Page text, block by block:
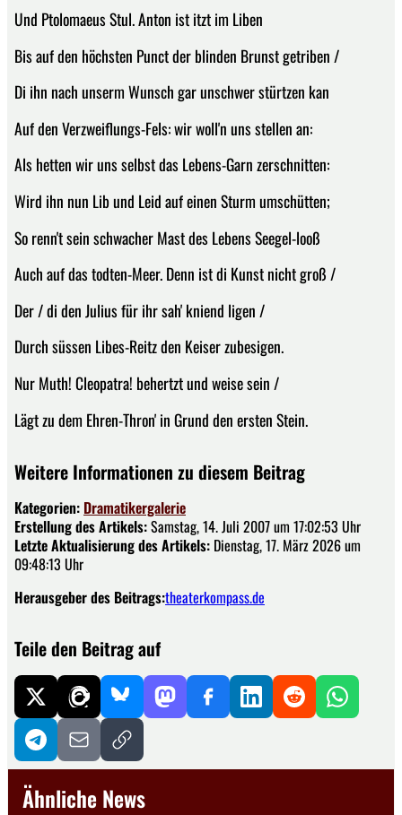
Und Ptolomaeus Stul. Anton ist itzt im Liben
Bis auf den höchsten Punct der blinden Brunst getriben /
Di ihn nach unserm Wunsch gar unschwer stürtzen kan
Auf den Verzweiflungs-Fels: wir woll'n uns stellen an:
Als hetten wir uns selbst das Lebens-Garn zerschnitten:
Wird ihn nun Lib und Leid auf einen Sturm umschütten;
So renn't sein schwacher Mast des Lebens Seegel-looß
Auch auf das todten-Meer. Denn ist di Kunst nicht groß /
Der / di den Julius für ihr sah' kniend ligen /
Durch süssen Libes-Reitz den Keiser zubesigen.
Nur Muth! Cleopatra! behertzt und weise sein /
Lägt zu dem Ehren-Thron' in Grund den ersten Stein.
Weitere Informationen zu diesem Beitrag
Kategorien: Dramatikergalerie
Erstellung des Artikels:Samstag, 14. Juli 2007 um 17:02:53 Uhr
Letzte Aktualisierung des Artikels: Dienstag, 17. März 2026 um
09:48:13 Uhr
Herausgeber des Beitrags:theaterkompass.de
Teile den Beitrag auf
Ähnliche News